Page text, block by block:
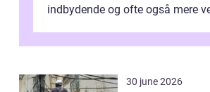
indbydende og ofte også mere
30 june 2026